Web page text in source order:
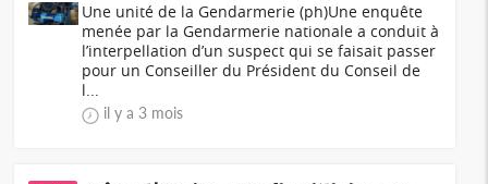
Une unité de la Gendarmerie (ph)Une enquête
menée par la Gendarmerie nationale a conduit à
l’interpellation d’un suspect qui se faisait passer
pour un Conseiller du Président du Conseil de
l...
il y a 3 mois